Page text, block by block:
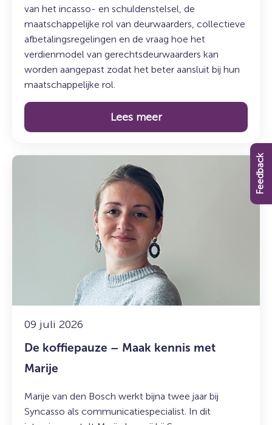
van het incasso- en schuldenstelsel, de
maatschappelijke rol van deurwaarders, collectieve
afbetalingsregelingen en de vraag hoe het
verdienmodel van gerechtsdeurwaarders kan
worden aangepast zodat het beter aansluit bij hun
maatschappelijke rol.
Lees meer
09 juli 2026
De koffiepauze – Maak kennis met
Marije
Marije van den Bosch werkt bijna twee jaar bij
Syncasso als communicatiespecialist. In dit
Lees
Feedback